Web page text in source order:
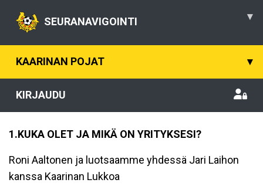
SEURANAVIGOINTI ▾
KAARINAN POJAT ▾
KIRJAUDU
1.KUKA OLET JA MIKÄ ON YRITYKSESI?
Roni Aaltonen ja luotsaamme yhdessä Jari Laihon
kanssa Kaarinan Lukkoa